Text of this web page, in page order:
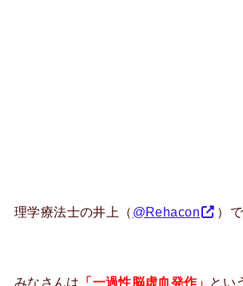
理学療法士の井上（ @Rehacon ）で
みなさんは 「一過性脳虚血発作」 とい